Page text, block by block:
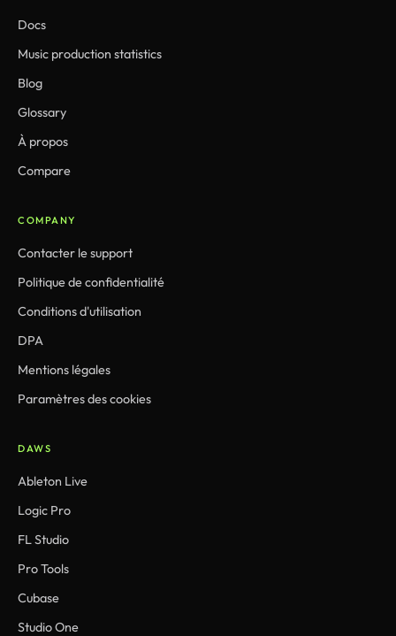
Docs
Music production statistics
Blog
Glossary
À propos
Compare
COMPANY
Contacter le support
Politique de confidentialité
Conditions d'utilisation
DPA
Mentions légales
Paramètres des cookies
DAWS
Ableton Live
Logic Pro
FL Studio
Pro Tools
Cubase
Studio One